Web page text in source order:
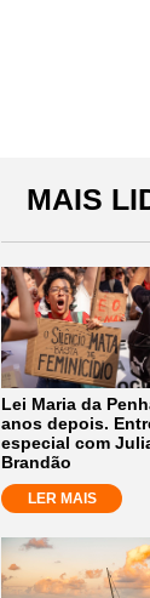
MAIS
Lei Maria da
anos depois.
especial com
Brandão
LER MAIS